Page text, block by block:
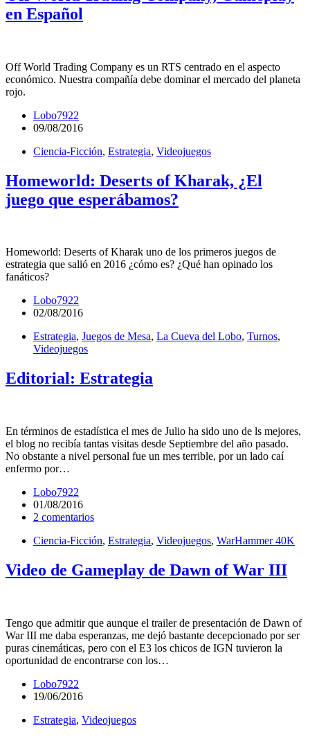
en Español
Off World Trading Company es un RTS centrado en el aspecto
económico. Nuestra compañía debe dominar el mercado del planeta
rojo.
Lobo7922
09/08/2016
Ciencia-Ficción, Estrategia, Videojuegos
Homeworld: Deserts of Kharak, ¿El
juego que esperábamos?
Homeworld: Deserts of Kharak uno de los primeros juegos de
estrategia que salió en 2016 ¿cómo es? ¿Qué han opinado los
fanáticos?
Lobo7922
02/08/2016
Estrategia, Juegos de Mesa, La Cueva del Lobo, Turnos,
Videojuegos
Editorial: Estrategia
En términos de estadística el mes de Julio ha sido uno de ls mejores,
el blog no recibía tantas visitas desde Septiembre del año pasado.
No obstante a nivel personal fue un mes terrible, por un lado caí
enfermo por…
Lobo7922
01/08/2016
2 comentarios
Ciencia-Ficción, Estrategia, Videojuegos, WarHammer 40K
Video de Gameplay de Dawn of War III
Tengo que admitir que aunque el trailer de presentación de Dawn of
War III me daba esperanzas, me dejó bastante decepcionado por ser
puras cinemáticas, pero con el E3 los chicos de IGN tuvieron la
oportunidad de encontrarse con los…
Lobo7922
19/06/2016
Estrategia, Videojuegos